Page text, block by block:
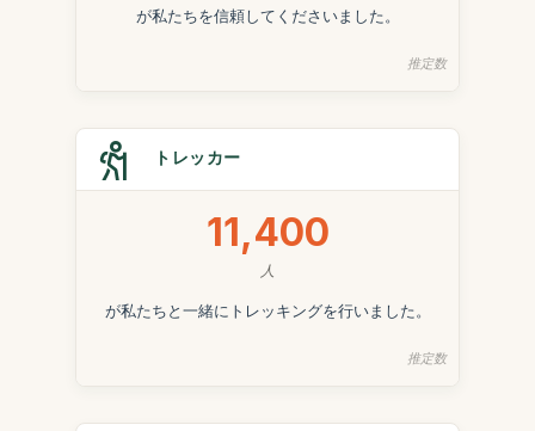
が私たちを信頼してくださいました。
推定数
トレッカー
11,400
人
が私たちと一緒にトレッキングを行いました。
推定数